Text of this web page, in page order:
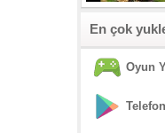
En çok
Oyun